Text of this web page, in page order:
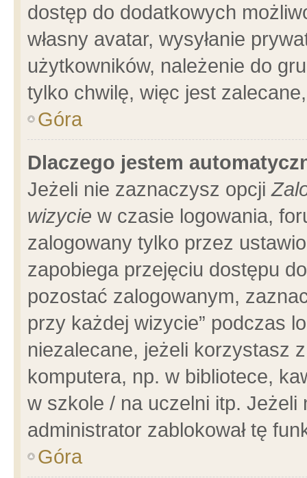
dostęp do dodatkowych
własny avatar, wysyłanie
użytkowników, należenie do
tylko chwilę, więc jest
Góra
Dlaczego jestem
Jeżeli nie zaznaczysz opcji
wizycie w czasie logowania,
zalogowany tylko przez
zapobiega przejęciu dostępu
pozostać zalogowanym,
przy każdej wizycie” podczas
niezalecane, jeżeli korzystasz
komputera, np. w bibliotece,
w szkole / na uczelni itp.
administrator zablokował tę
Góra